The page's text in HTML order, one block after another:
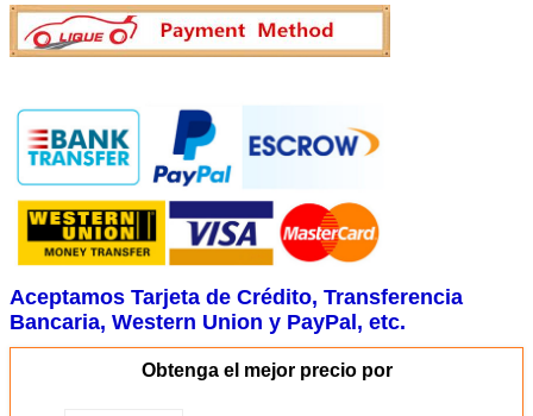
Aceptamos Tarjeta de Crédito, Transferencia
Bancaria, Western Union y PayPal, etc.
Obtenga el mejor precio por